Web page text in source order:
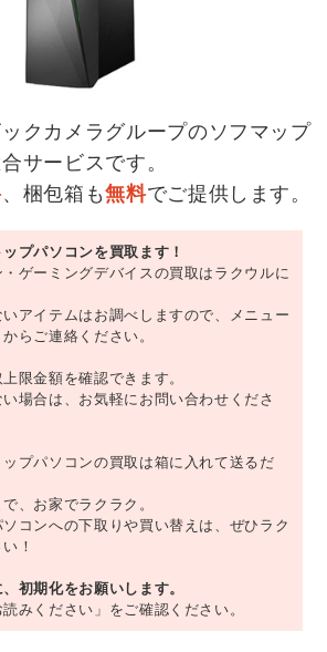
クカメラグループのソフマップ
サービスです。
、梱包箱も無料でご提供します。
プパソコンを買取ます！
ゲーミングデバイスの買取はラクウルに
アイテムはお調べしますので、メニュー
らご連絡ください。
限金額を確認できます。
場合は、お気軽にお問い合わせくださ
プパソコンの買取は箱に入れて送るだ
、お家でラクラク。
コンへの下取りや買い替えは、ぜひラク
！
初期化をお願いします。
みください」をご確認ください。